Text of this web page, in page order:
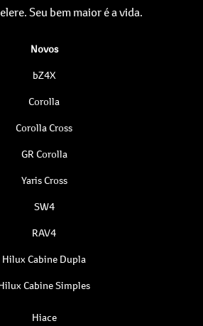
Seu bem maior é a vida.
Novos
bZ4X
Corolla
Corolla Cross
GR Corolla
Yaris Cross
SW4
RAV4
Hilux Cabine Dupla
Cabine Simples
Hiace